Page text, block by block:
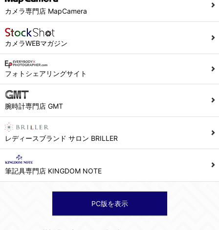
カメラ専門店 MapCamera
カメラWEBマガジン
フォトシェアリングサイト
腕時計専門店 GMT
レディースブランド サロン BRILLER
筆記具専門店 KINGDOM NOTE
PC版を表示